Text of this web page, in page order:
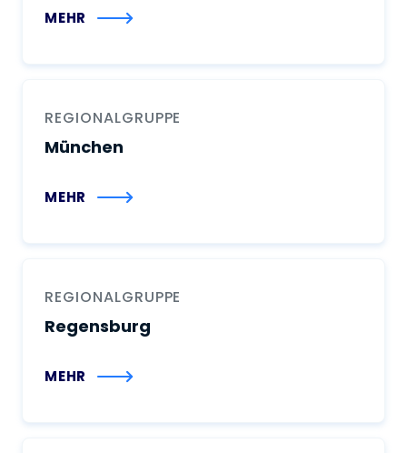
MEHR
REGIONALGRUPPE
München
MEHR
REGIONALGRUPPE
Regensburg
MEHR